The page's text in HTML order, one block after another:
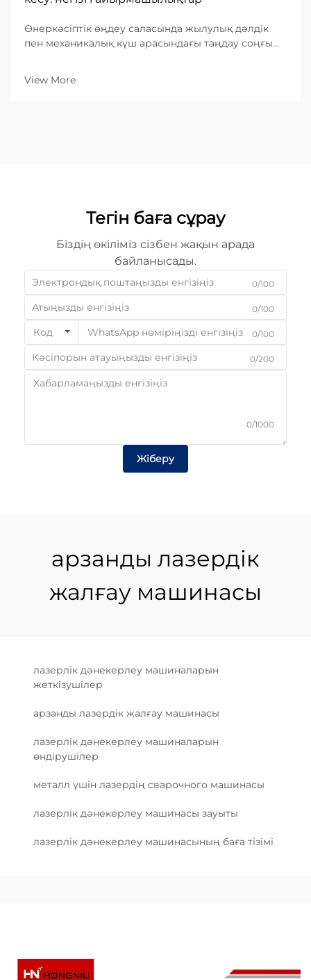
Өнеркәсіптік өңдеу саласында жылулық дәлдік
пен механикалық күш арасындағы таңдау соңғы
кесу — қайшылар, соққыштар сияқты физикалық
View More
Тегін баға сұрау
Біздің өкіліміз сізбен жақын арада
байланысады.
0/100
0/100
Код 0/100
0/200
0/1000
Жіберу
арзанды лазердік
жалғау машинасы
лазерлік дәнекерлеу машиналарын
жеткізушілер
арзанды лазердік жалғау машинасы
лазерлік дәнекерлеу машиналарын
өндірушілер
металл үшін лазердің сварочного машинасы
лазерлік дәнекерлеу машинасы зауыты
лазерлік дәнекерлеу машинасының баға тізімі